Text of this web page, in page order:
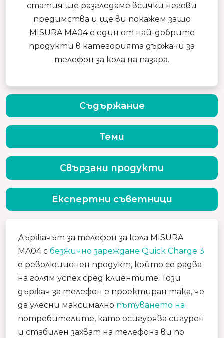
статия ще разгледаме всички негови
предимства и ще ви покажем защо
MISURA MA04 е един от най-добрите
продукти в категорията държачи за
телефон за кола на пазара.
Държачът за телефон за кола MISURA
MA04 с безжично зареждане Quick Charge 3
е революционен продукт, който се радва
на голям успех сред клиентите. Този
държач за телефон е проектиран така, че
да улесни максимално пътуването на
потребителите, като осигурява сигурен
и стабилен захват на телефона ви по
Съдържание
Теми
Свързани продукти
Експертни съветници